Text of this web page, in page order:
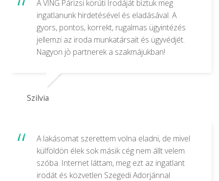
A VING Párizsi körúti Irodáját bìztuk meg
ingatlanunk hirdetésével és eladásával. A
gyors, pontos, korrekt, rugalmas ügyintézés
jellemzi az iroda munkatársait és ügyvédjét.
Nagyon jò partnerek a szakmájukban!
Szilvia
A lakásomat szerettem volna eladni, de mivel
külföldön élek sok másik cég nem állt velem
szóba. Internet láttam, meg ezt az ingatlant
irodát és közvetlen Szegedi Adorjánnal